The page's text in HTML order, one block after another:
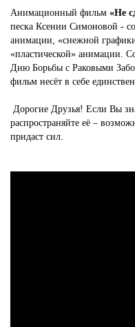
Анимационный фильм «Не
песка Ксении Симоновой -
анимации, «снежной
«пластической» анимации.
Дню Борьбы с Раковыми
фильм несёт в себе
Дорогие Друзья! Если Вы
распространяйте её –
придаст сил.